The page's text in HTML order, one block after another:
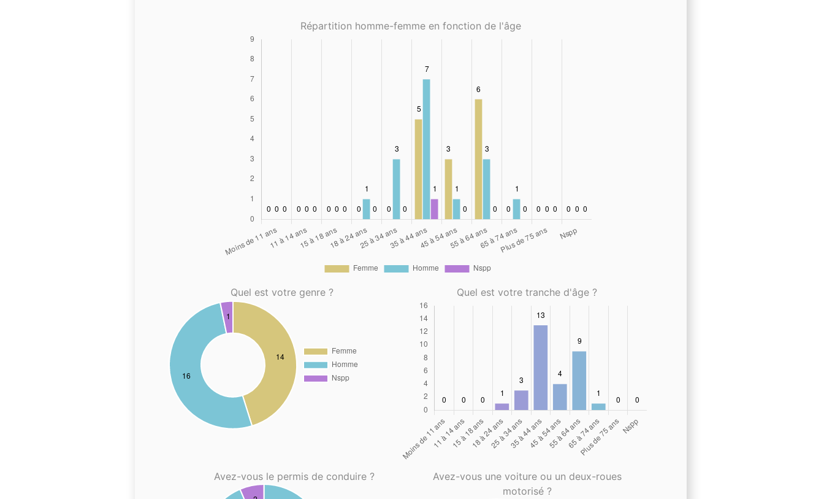
Répartition homme-femme en fonction de l'âge
Quel est votre genre ? Quel est votre tranche d'âge ?
Avez-vous le permis de conduire ?
Avez-vous une voiture ou un deux-roues
motorisé ?